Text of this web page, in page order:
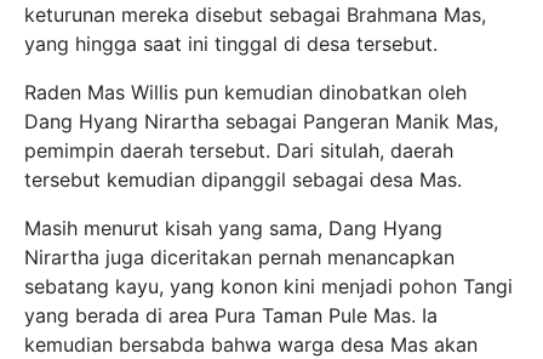
keturunan mereka disebut sebagai Brahmana Mas,
yang hingga saat ini tinggal di desa tersebut.
Raden Mas Willis pun kemudian dinobatkan oleh
Dang Hyang Nirartha sebagai Pangeran Manik Mas,
pemimpin daerah tersebut. Dari situlah, daerah
tersebut kemudian dipanggil sebagai desa Mas.
Masih menurut kisah yang sama, Dang Hyang
Nirartha juga diceritakan pernah menancapkan
sebatang kayu, yang konon kini menjadi pohon Tangi
yang berada di area Pura Taman Pule Mas. Ia
kemudian bersabda bahwa warga desa Mas akan